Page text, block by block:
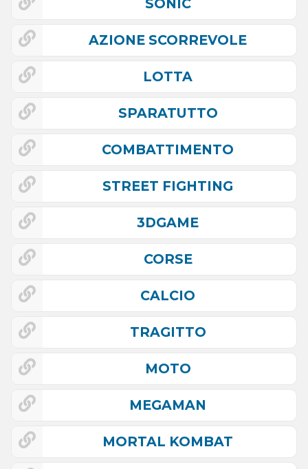
SONIC
AZIONE SCORREVOLE
LOTTA
SPARATUTTO
COMBATTIMENTO
STREET FIGHTING
3DGAME
CORSE
CALCIO
TRAGITTO
MOTO
MEGAMAN
MORTAL KOMBAT